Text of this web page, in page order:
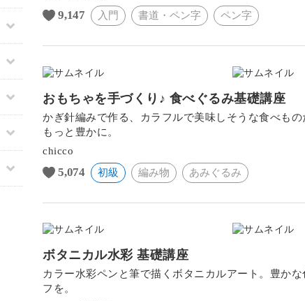
9,147 入門 書道・ペン字 ペン字
おもちゃを手づくり♪ 食べぐるみ基礎講座
かぎ針編みで作る、カラフルで美味しそうな食べも
もっと豊かに。
chicco
5,074 初級 編み物 あみぐるみ
ボタニカル水彩 基礎講座
カラー水彩ペンと筆で描くボタニカルアート。豊か
フを。